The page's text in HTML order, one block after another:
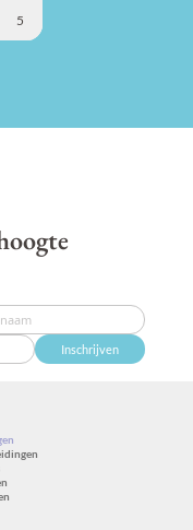
5
Inschrijven